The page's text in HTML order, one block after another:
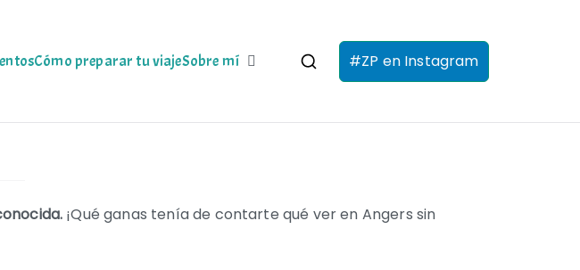
Cómo preparar tu viajeSobre mí #ZP en Instagram
¡Qué ganas tenía de contarte qué ver en Angers sin